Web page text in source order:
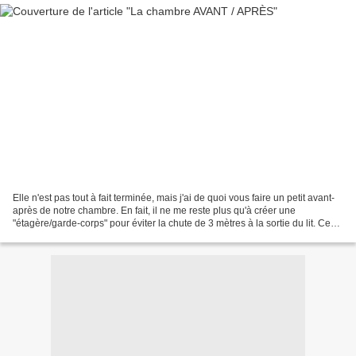
Elle n'est pas tout à fait terminée, mais j'ai de quoi vous faire un petit avant-
après de notre chambre. En fait, il ne me reste plus qu'à créer une
"étagère/garde-corps" pour éviter la chute de 3 mètres à la sortie du lit. Ce